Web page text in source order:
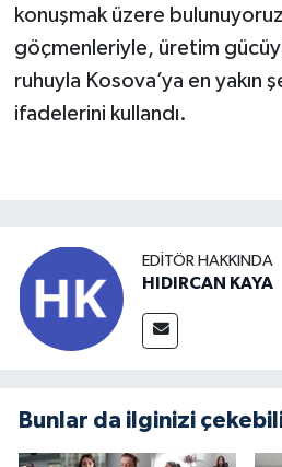
konuşmak üzere
göçmenleriyle, üretim
ruhuyla Kosova’ya en yakın
ifadelerini kullandı.
EDITÖR HAKKINDA
HIDIRCAN KAYA
Bunlar da ilginizi